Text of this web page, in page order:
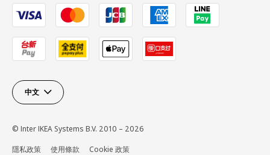
中文
© Inter IKEA Systems B.V. 2010 – 2026
隱私政策
使用條款 Cookie 政策